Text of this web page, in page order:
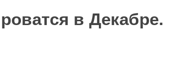
в Декабре.